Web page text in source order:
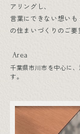
アリングし、
言葉にできない想い
の住まいづくりのご要
Area
千葉県市川市を中心に
す。